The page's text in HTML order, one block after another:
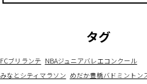
タグ
FCブリランテ NBAジュニアバレエコンクール
みなとシティマラソン めだか豊橋バドミントン